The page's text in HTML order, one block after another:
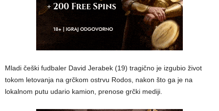
Mladi češki fudbaler David Jerabek (19) tragično je izgubio život
tokom letovanja na grčkom ostrvu Rodos, nakon što ga je na
lokalnom putu udario kamion, prenose grčki mediji.